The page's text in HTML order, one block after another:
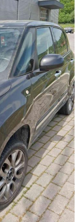
la nuova sede in
alla stazione di
stazione di Pesaro
in alcuni casi
pertanto prima
correttezza degli